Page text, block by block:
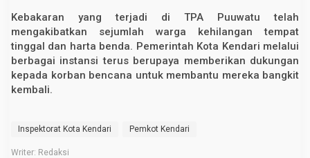
P
A
P
u
u
w
Kebakaran yang terjadi di TPA Puuwatu telah
mengakibatkan sejumlah warga kehilangan tempat
tinggal dan harta benda. Pemerintah Kota Kendari melalui
berbagai instansi terus berupaya memberikan dukungan
kepada korban bencana untuk membantu mereka bangkit
kembali.
Inspektorat Kota Kendari Pemkot Kendari
Writer: Redaksi